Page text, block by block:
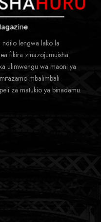
lengwa lako la
fikira zinazojumuisha
ulimwengu wa maoni ya
mbalimbali
za matukio ya binadamu.